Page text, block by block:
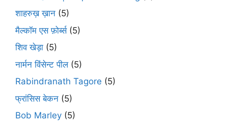
शाहरुख़ ख़ान (5)
मैल्कॉम एस फ़ोर्ब्स(5)
शिव खेड़ा (5)
नार्मन विंसेन्ट पील(5)
Rabindranath Tagore (5)
फ्रांसिस बेकन (5)
Bob Marley (5)